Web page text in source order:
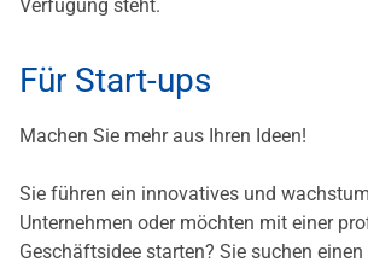
Verfügung steht.
Für Start-ups
Machen Sie mehr aus Ihren Ideen!
Sie führen ein innovatives und
Unternehmen oder möchten mit einer
Geschäftsidee starten? Sie suchen